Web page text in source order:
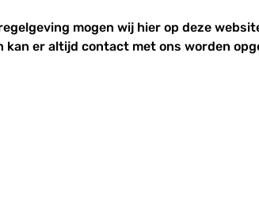
mogen wij hier op deze
kan er altijd contactmet ons worden